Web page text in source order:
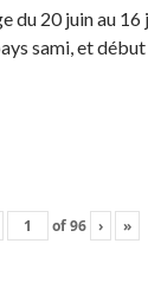
du 20 juin au 16
sami, et
of96 › »